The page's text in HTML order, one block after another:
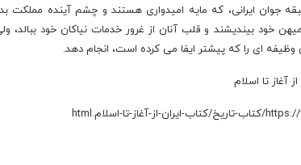
جوان ایرانی، که مایه امیدواری هستند و چشم آینده مملکت
خود بیندیشند و قلب آنان از غرور خدمات نیاکان خود ببالد،
وظیفه ای را که پیشتر ایفا می کرده است، انجام دهد.
آغاز تا اسلام